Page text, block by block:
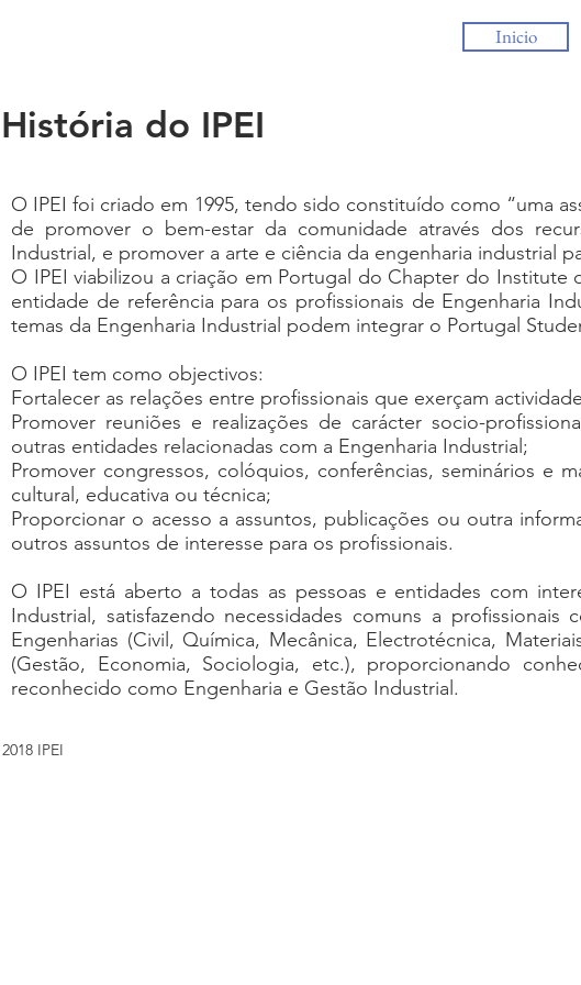
Inicio
História do IPEI
O IPEI foi criado em 1995, tendo sido constituído como “uma
de promover o bem-estar da comunidade através dos
Industrial, e promover a arte e ciência da engenharia industrial
O IPEI viabilizou a criação em Portugal do Chapter do Institute
entidade de referência para os profissionais de Engenharia
temas da Engenharia Industrial podem integrar o Portugal
O IPEI tem como objectivos:
Fortalecer as relações entre profissionais que exerçam
Promover reuniões e realizações de carácter socio-
outras entidades relacionadas com a Engenharia Industrial;
Promover congressos, colóquios, conferências, seminários e
cultural, educativa ou técnica;
Proporcionar o acesso a assuntos, publicações ou outra
outros assuntos de interesse para os profissionais.
O IPEI está aberto a todas as pessoas e entidades com
Industrial, satisfazendo necessidades comuns a
Engenharias (Civil, Química, Mecânica, Electrotécnica,
(Gestão, Economia, Sociologia, etc.), proporcionando
reconhecido como Engenharia e Gestão Industrial.
IPEI